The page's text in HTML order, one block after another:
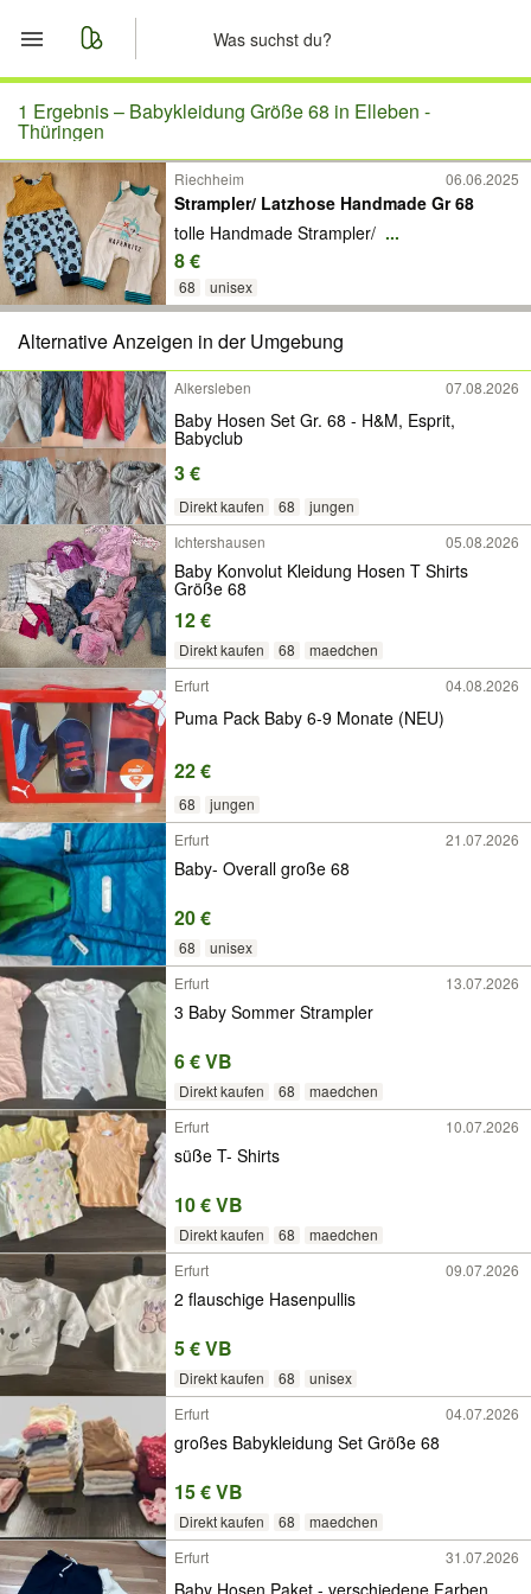
Start
Merkliste
Nachrichten
Anzeige aufgeben
1 Ergebnis – Babykleidung Größe 68 in Elleben -
Thüringen
Riechheim 06.06.2025
Strampler/ Latzhose Handmade Gr 68
tolle Handmade Strampler/ ...
8 €
68 unisex
Alternative Anzeigen in der Umgebung
Alkersleben 07.08.2026
Baby Hosen Set Gr. 68 - H&M, Esprit,
Babyclub
3 €
Direkt kaufen 68
jungen
Ichtershausen
05.08.2026
Baby Konvolut Kleidung Hosen T Shirts
Größe 68
12 €
Direkt kaufen 68
maedchen
Erfurt
04.08.2026
Puma Pack Baby 6-9 Monate (NEU)
22 €
68
jungen
Erfurt
21.07.2026
Baby- Overall große 68
20 €
68
unisex
Erfurt
13.07.2026
3 Baby Sommer Strampler
6 € VB
Direkt kaufen 68
maedchen
Erfurt
10.07.2026
süße T- Shirts
10 € VB
Direkt kaufen 68
maedchen
Erfurt
09.07.2026
2 flauschige Hasenpullis
5 € VB
Direkt kaufen 68
unisex
Erfurt
04.07.2026
großes Babykleidung Set Größe 68
15 € VB
Direkt kaufen 68
maedchen
Erfurt
31.07.2026
Baby Hosen Paket - verschiedene Farben